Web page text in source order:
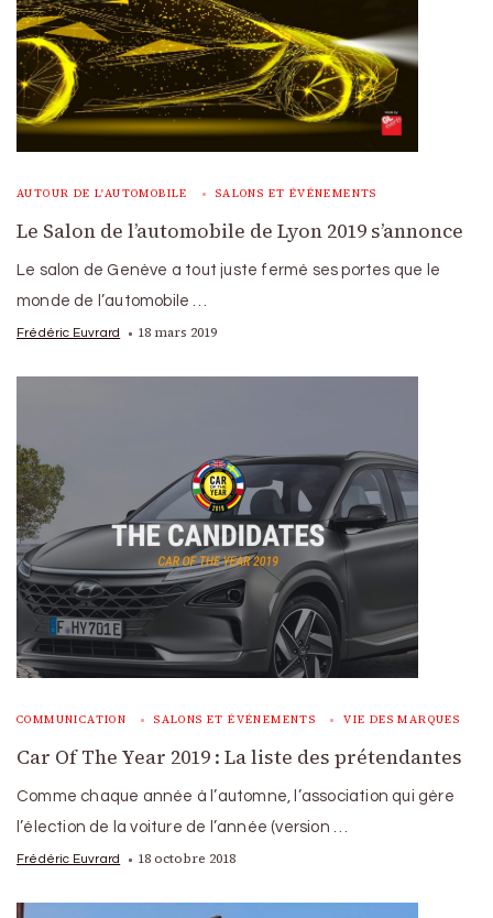
AUTOUR DE L'AUTOMOBILE SALONS ET ÉVÉNEMENTS
Le Salon de l’automobile de Lyon 2019 s’annonce
Le salon de Genève a tout juste fermé ses portes que le
monde de l’automobile …
Frédéric Euvrard 18 mars 2019
COMMUNICATION SALONS ET ÉVÉNEMENTS VIE DES MARQUES
Car Of The Year 2019 : La liste des prétendantes
Comme chaque année à l’automne, l’association qui gère
l’élection de la voiture de l’année (version …
Frédéric Euvrard 18 octobre 2018